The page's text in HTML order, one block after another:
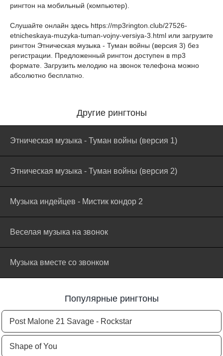
рингтон на мобильный (компьютер).
Слушайте онлайн здесь https://mp3rington.club/27526-
etnicheskaya-muzyka-tuman-vojny-versiya-3.html или загрузите
рингтон Этническая музыка - Туман войны (версия 3) без
регистрации. Предложенный рингтон доступен в mp3
формате. Загрузить мелодию на звонок телефона можно
абсолютно бесплатно.
Другие рингтоны
Этническая музыка - Туман войны (версия 1)
Этническая музыка - Туман войны (версия 2)
Музыка индейцев - Мистик кондор 2
Веселая музыка на звонок
Музыка вместе со звонком
Популярные рингтоны
Post Malone 21 Savage - Rockstar
Shape of You